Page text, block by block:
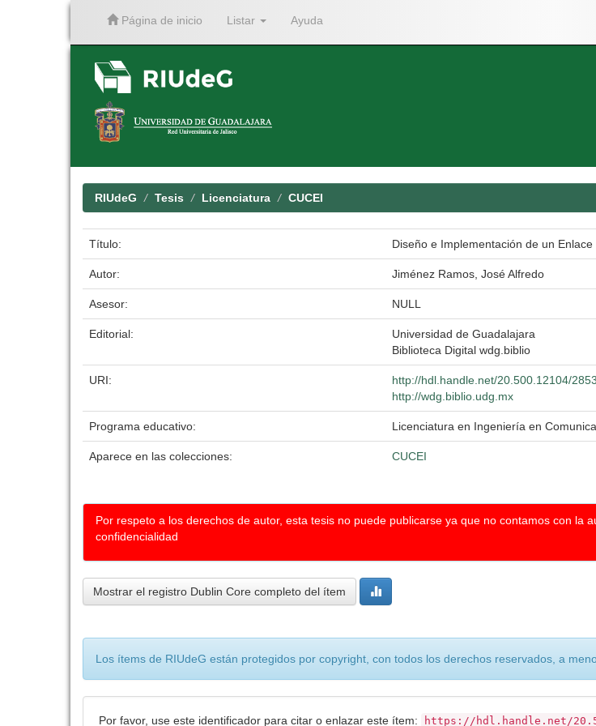
Página de inicio Listar Ayuda
RIUdeG Tesis Licenciatura CUCEI
Título: Diseño e Implementación de un
Autor: Jiménez Ramos, José Alfredo
Asesor: NULL
Editorial:
Universidad de Guadalajara
Biblioteca Digital wdg.biblio
URI:
http://hdl.handle.net/20.500.12104/
http://wdg.biblio.udg.mx
Programa educativo: Licenciatura en Ingeniería en
Aparece en las colecciones: CUCEI
Por respeto a los derechos de autor, esta tesis no puede publicarse ya que no contamos con la
confidencialidad
Mostrar el registro Dublin Core completo del ítem
Los ítems de RIUdeG están protegidos por copyright, con todos los derechos reservados, a
Por favor, use este identificador para citar o enlazar este ítem: https://hdl.handle.net/